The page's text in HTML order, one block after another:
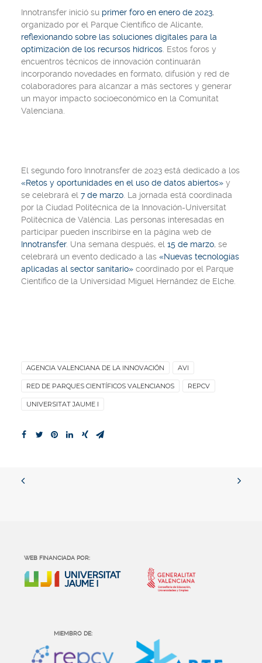
Innotransfer inició su primer foro en enero de 2023,
organizado por el Parque Científico de Alicante,
reflexionando sobre las soluciones digitales para la
optimización de los recursos hídricos . Estos foros y
encuentros técnicos de innovación continuarán
incorporando novedades en formato, difusión y red de
colaboradores para alcanzar a más sectores y generar
un mayor impacto socioeconómico en la Comunitat
Valenciana.
El segundo foro Innotransfer de 2023 está dedicado a los
«Retos y oportunidades en el uso de datos abiertos» y
se celebrará el 7 de marzo . La jornada está coordinada
por la Ciudad Politécnica de la Innovación-Universitat
Politècnica de València. Las personas interesadas en
participar pueden inscribirse en la página web de
Innotransfer. Una semana después, el 15 de marzo, se
celebrará un evento dedicado a las «Nuevas tecnologías
aplicadas al sector sanitario» coordinado por el Parque
Científico de la Universidad Miguel Hernández de Elche.
AGENCIA VALENCIANA DE LA INNOVACIÓN AVI
RED DE PARQUES CIENTÍFICOS VALENCIANOS REPCV
UNIVERSITAT JAUME I
WEB FINANCIADA POR:
MIEMBRO DE: